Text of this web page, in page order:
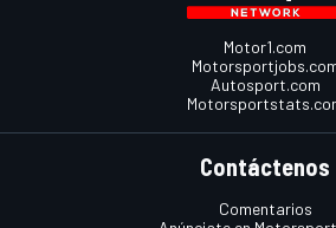
Motor1.com
Autosport.com
Contáctenos
Comentarios